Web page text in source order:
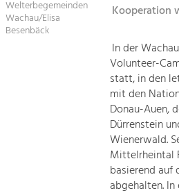
Soziales, Bildung &
Gleichberechtigung, Jugend und
Mobilität & Energie
Klimawandel, öffentlicher Verkehr
erneuerbare Energie
Steigerung regionaler Wertschöpfung
Welterbegemeinden
Wachau/Elisa
Besenbäck
Kooperation
In der
Volunteer-
statt, in den
mit den
Donau-Auen,
Dürrenstein
Wienerwald.
Mittelrheintal
basierend auf
abgehalten.